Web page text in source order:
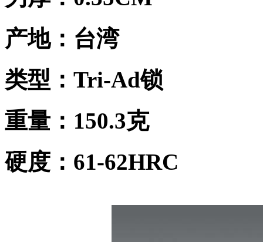
产地：台湾
类型：Tri-Ad锁
重量：150.3克
硬度：61-62HRC